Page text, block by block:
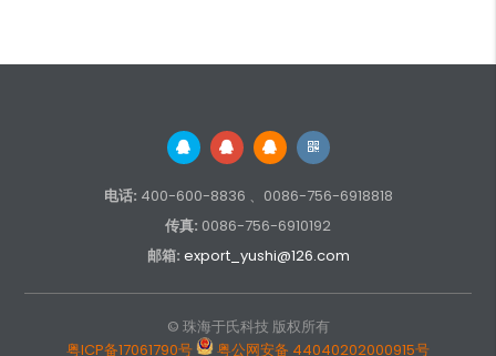
电话: 400-600-8836 、0086-756-6918818
传真: 0086-756-6910192
邮箱: export_yushi@126.com
© 珠海于氏科技 版权所有
粤ICP备17061790号
粤公网安备 44040202000915号